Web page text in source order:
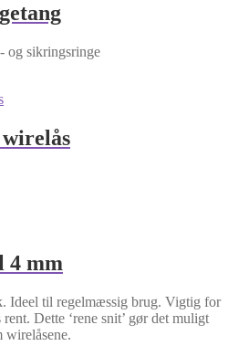
og sikringsringe
4 mm
Ideel til regelmæssig brug. Vigtig for
Dette ‘rene snit’ gør det muligt
wirelåsene.